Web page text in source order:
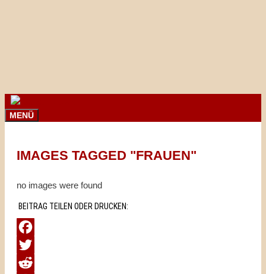
MENÜ
IMAGES TAGGED "FRAUEN"
no images were found
BEITRAG TEILEN ODER DRUCKEN:
Facebook
Twitter